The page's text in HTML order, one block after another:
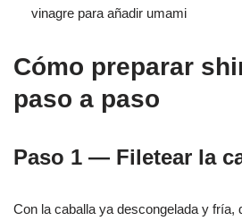
vinagre para añadir umami
Cómo preparar
paso a paso
Paso 1 — Filetear la
Con la caballa ya descongelada y fría,